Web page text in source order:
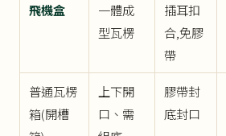
飛機盒
一體成
型瓦楞
插耳扣
合,免膠
帶
普通瓦楞
箱(開槽
上下開
口、需
膠帶封
底封口